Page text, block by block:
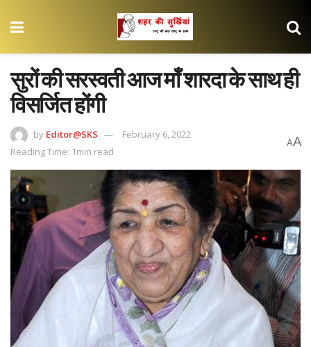
सुरों की सरस्वती आज माँ शारदा के साथ ही
विसर्जित होंगी
by Editor@SKS
February 6, 2022
Reading Time: 1min read
AA